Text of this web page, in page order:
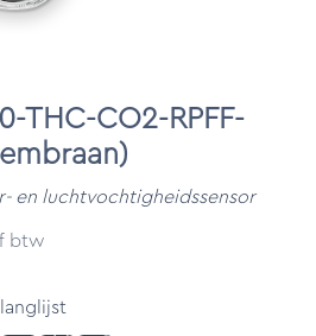
THC-CO2-RPFF-
en luchtvochtigheidssensor
btw